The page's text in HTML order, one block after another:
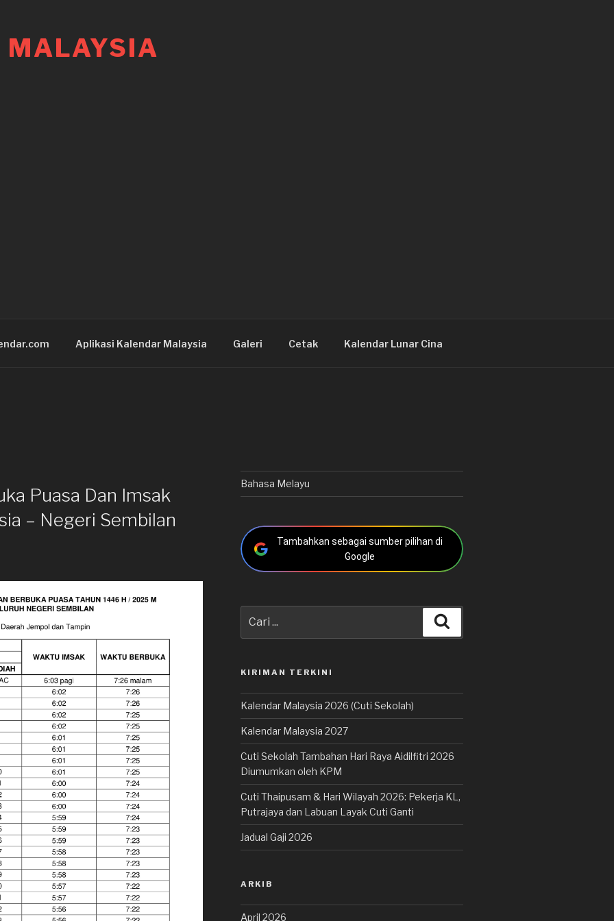
MALAYSIA
Aplikasi Kalendar Malaysia Galeri Cetak Kalendar Lunar Cina
Puasa Dan Imsak
– Negeri Sembilan
Bahasa Melayu
Tambahkan sebagai sumber pilihan di
Google
untuk:
KIRIMAN TERKINI
Kalendar Malaysia 2026 (Cuti Sekolah)
Kalendar Malaysia 2027
Cuti Sekolah Tambahan Hari Raya Aidilfitri 2026
Diumumkan oleh KPM
Cuti Thaipusam & Hari Wilayah 2026: Pekerja KL,
Putrajaya dan Labuan Layak Cuti Ganti
Jadual Gaji 2026
ARKIB
April 2026